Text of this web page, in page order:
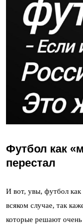
Футбол как
перестал
И вот, увы, футбол как
всяком случае, так
которые решают очень